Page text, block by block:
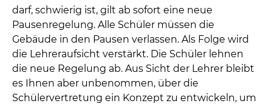
darf, schwierig ist, gilt ab sofort eine neue
Pausenregelung. Alle Schüler müssen die
Gebäude in den Pausen verlassen. Als Folge wird
die Lehreraufsicht verstärkt. Die Schüler lehnen
die neue Regelung ab. Aus Sicht der Lehrer bleibt
es Ihnen aber unbenommen, über die
Schülervertretung ein Konzept zu entwickeln, um